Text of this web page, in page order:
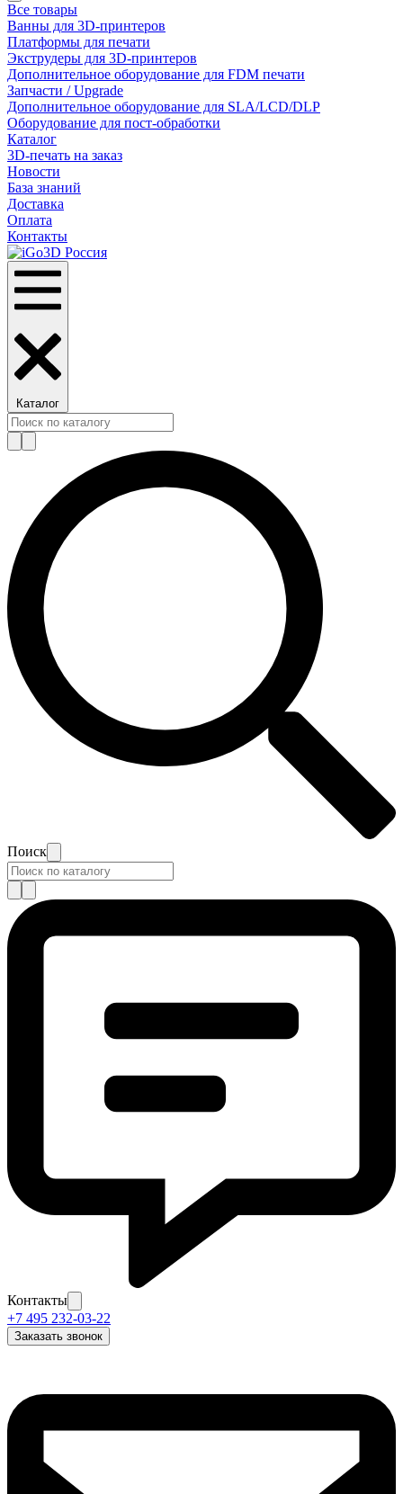
Все товары
Ванны для 3D-принтеров
Платформы для печати
Экструдеры для 3D-принтеров
Дополнительное оборудование для FDM печати
Запчасти / Upgrade
Дополнительное оборудование для SLA/LCD/DLP
Оборудование для пост-обработки
Каталог
3D-печать на заказ
Новости
База знаний
Доставка
Оплата
Контакты
Каталог
Поиск
Контакты
+7 495 232-03-22
Заказать звонок